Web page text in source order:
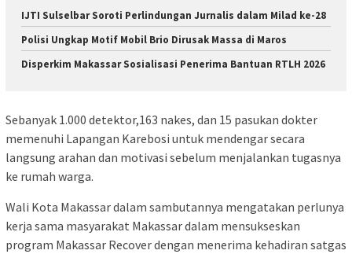
IJTI Sulselbar Soroti Perlindungan Jurnalis dalam Milad ke-28
Polisi Ungkap Motif Mobil Brio Dirusak Massa di Maros
Disperkim Makassar Sosialisasi Penerima Bantuan RTLH 2026
Sebanyak 1.000 detektor,163 nakes, dan 15 pasukan dokter
memenuhi Lapangan Karebosi untuk mendengar secara
langsung arahan dan motivasi sebelum menjalankan tugasnya
ke rumah warga.
Wali Kota Makassar dalam sambutannya mengatakan perlunya
kerja sama masyarakat Makassar dalam mensukseskan
program Makassar Recover dengan menerima kehadiran satgas